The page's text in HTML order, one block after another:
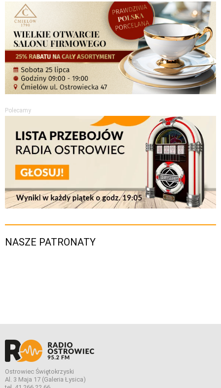
Polecamy
NASZE PATRONATY
Ostrowiec Świętokrzyski
Al. 3 Maja 17 (Galeria Łysica)